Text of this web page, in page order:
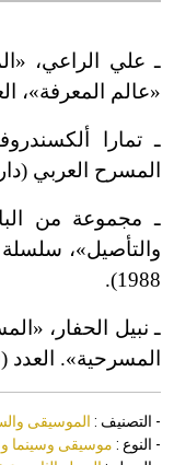
ـ علي الراعي،
«عالم المعرفة»، العدد 25 (الكويت
ـ تمارا
المسرح العربي (دار
ـ مجموعة من
1988).
ـ نبيل الحفار،
المسرحية». العدد (49)، (دمشق 2001).
- التصنيف : الموسيقى
- النوع : موسيقى وسينما